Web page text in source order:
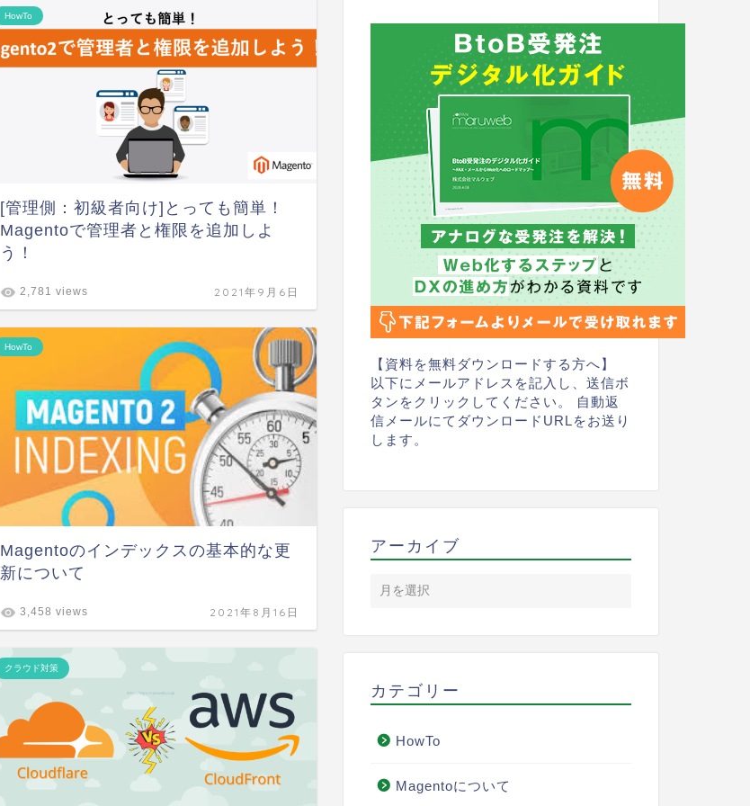
HowTo
[管理側：初級者向け]とっても簡単！
Magentoで管理者と権限を追加しよ
う！
2,781 views 2021年9月6日
HowTo
Magentoのインデックスの基本的な更
新について
3,458 views 2021年8月16日
クラウド対策
【資料を無料ダウンロードする方へ】
以下にメールアドレスを記入し、送信ボ
タンをクリックしてください。 自動返
信メールにてダウンロードURLをお送り
します。
アーカイブ
カテゴリー
HowTo
Magentoについて